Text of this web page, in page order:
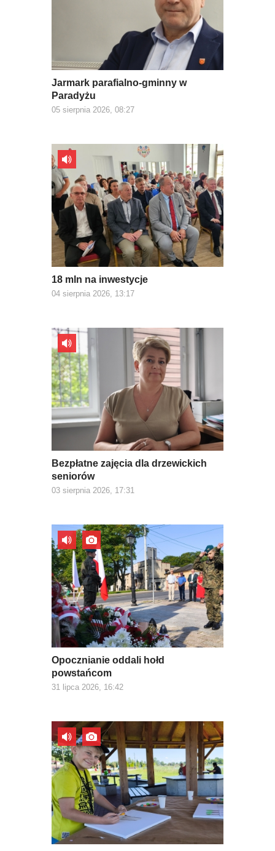
Jarmark parafialno-gminny w
Paradyżu
05 sierpnia 2026, 08:27
18 mln na inwestycje
04 sierpnia 2026, 13:17
Bezpłatne zajęcia dla drzewickich
seniorów
03 sierpnia 2026, 17:31
Opocznianie oddali hołd
powstańcom
31 lipca 2026, 16:42